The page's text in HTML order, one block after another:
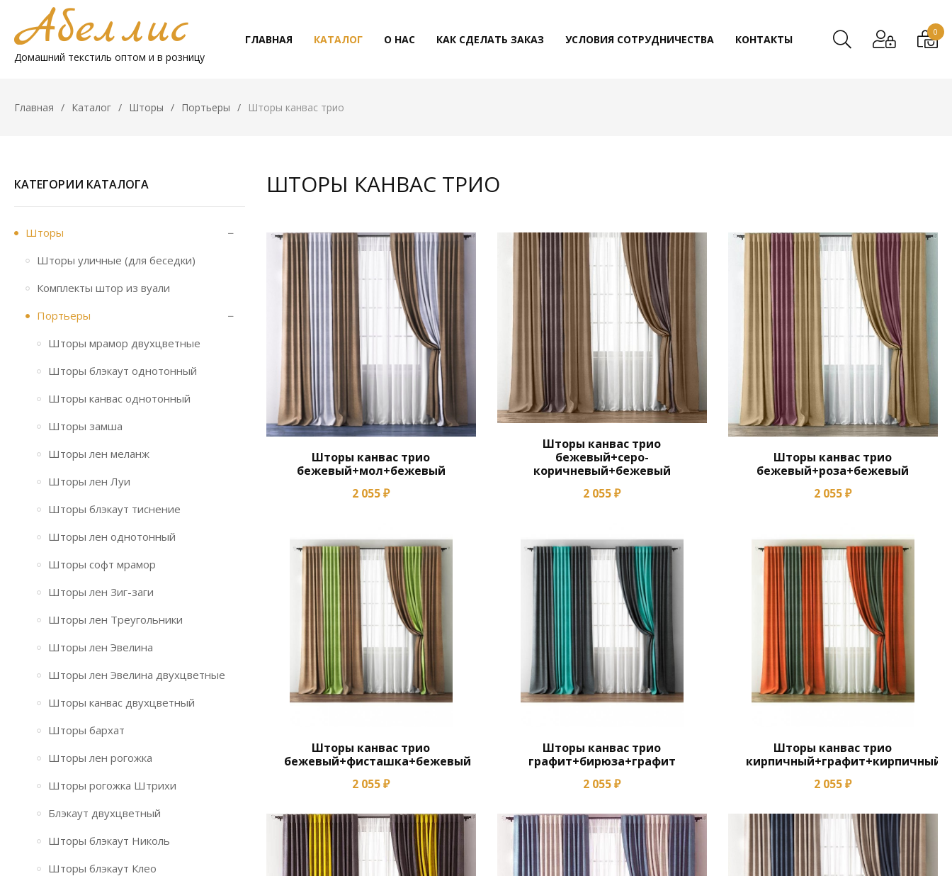
Домашний текстиль оптом и в розницу
ГЛАВНАЯ КАТАЛОГ О НАС КАК СДЕЛАТЬ ЗАКАЗ УСЛОВИЯ СОТРУДНИЧЕСТВА КОНТАКТЫ
0
Главная Каталог Шторы Портьеры Шторы канвас трио
КАТЕГОРИИ КАТАЛОГА
Шторы
Шторы уличные (для беседки)
Комплекты штор из вуали
Портьеры
Шторы мрамор двухцветные
Шторы блэкаут однотонный
Шторы канвас однотонный
Шторы замша
Шторы лен меланж
Шторы лен Луи
Шторы блэкаут тиснение
Шторы лен однотонный
Шторы софт мрамор
Шторы лен Зиг-заги
Шторы лен Треугольники
Шторы лен Эвелина
Шторы лен Эвелина двухцветные
Шторы канвас двухцветный
Шторы бархат
Шторы лен рогожка
Шторы рогожка Штрихи
Блэкаут двухцветный
Шторы блэкаут Николь
Шторы блэкаут Клео
ШТОРЫ КАНВАС ТРИО
Шторы канвас трио
бежевый+мол+бежевый
2 055 ₽
Шторы канвас трио
бежевый+серо-
коричневый+бежевый
2 055 ₽
Шторы канвас трио
бежевый+роза+бежевый
2 055 ₽
Шторы канвас трио
бежевый+фисташка+бежевый
2 055 ₽
Шторы канвас трио
графит+бирюза+графит
2 055 ₽
Шторы канвас трио
кирпичный+графит+кирпичный
2 055 ₽